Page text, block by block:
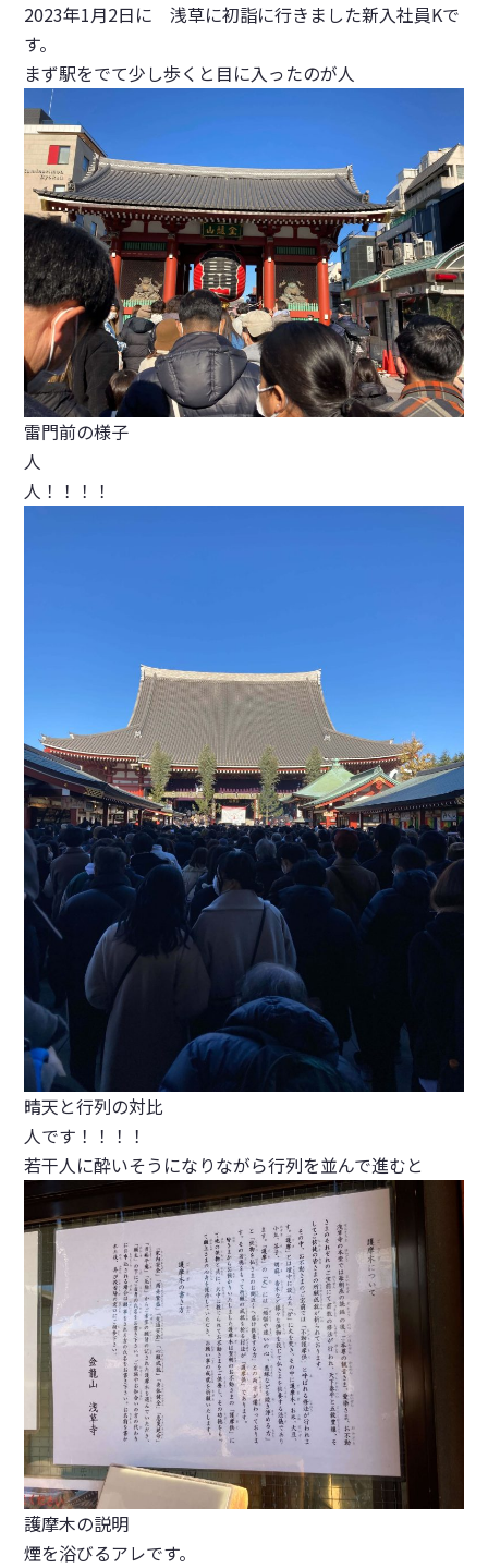
2023年1月2日に 浅草に初詣に行きました新入社員Kで
す。
まず駅をでて少し歩くと目に入ったのが人
雷門前の様子
人
人！！！！
晴天と行列の対比
人です！！！！
若干人に酔いそうになりながら行列を並んで進むと
護摩木の説明
煙を浴びるアレです。